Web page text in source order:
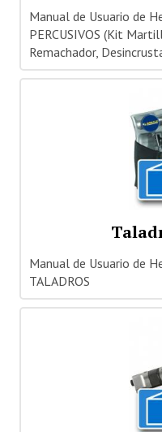
Manual de Usuario de
PERCUSIVOS (Kit
Remachador,
Manual de Usuario de
TALADROS